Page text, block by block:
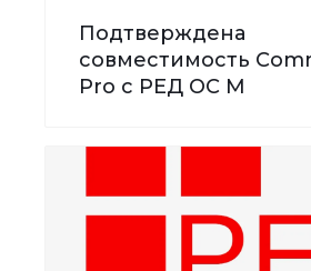
Подтверждена
совместимость
Pro с РЕД ОС М